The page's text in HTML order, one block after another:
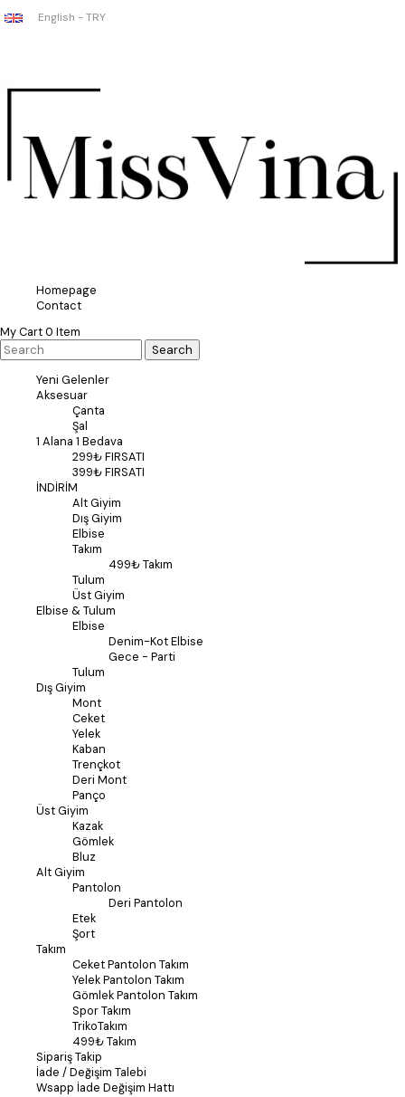
English - TRY
Homepage
Contact
My Cart0 Item
Yeni Gelenler
Aksesuar
Çanta
Şal
1 Alana 1 Bedava
299₺ FIRSATI
399₺ FIRSATI
İNDİRİM
Alt Giyim
Dış Giyim
Elbise
Takım
499₺ Takım
Tulum
Üst Giyim
Elbise & Tulum
Elbise
Denim-Kot Elbise
Gece - Parti
Tulum
Dış Giyim
Mont
Ceket
Yelek
Kaban
Trençkot
Deri Mont
Panço
Üst Giyim
Kazak
Gömlek
Bluz
Alt Giyim
Pantolon
Deri Pantolon
Etek
Şort
Takım
Ceket Pantolon Takım
Yelek Pantolon Takım
Gömlek Pantolon Takım
Spor Takım
TrikoTakım
499₺ Takım
Sipariş Takip
İade / Değişim Talebi
Wsapp İade Değişim Hattı